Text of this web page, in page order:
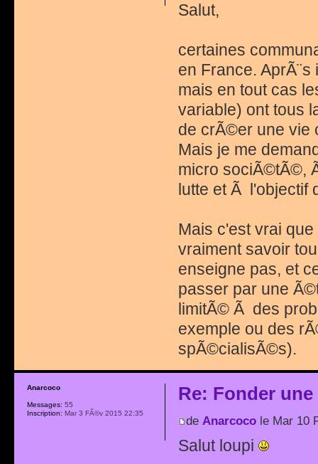
Salut,
certaines
en France.
mais en tout cas
variable) ont tous
de crÃ©er une vie
Mais je me
micro sociÃ©tÃ©,
lutte et Ã l'objectif
Mais c'est vrai
vraiment savoir
enseigne pas, et
passer par une
limitÃ© Ã des
exemple ou des
spÃ©cialisÃ©s).
Re: Fonder
de Anarcocole Mar 10
Salut loupi
Anarcoco
Messages: 55
Inscription: Mar 3 FÃ©v 2015 22:35